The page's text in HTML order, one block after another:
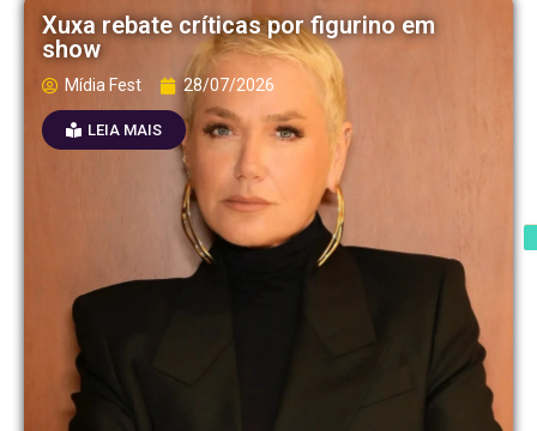
Xuxa rebate críticas por figurino em
show
Mídia Fest 28/07/2026
LEIA MAIS